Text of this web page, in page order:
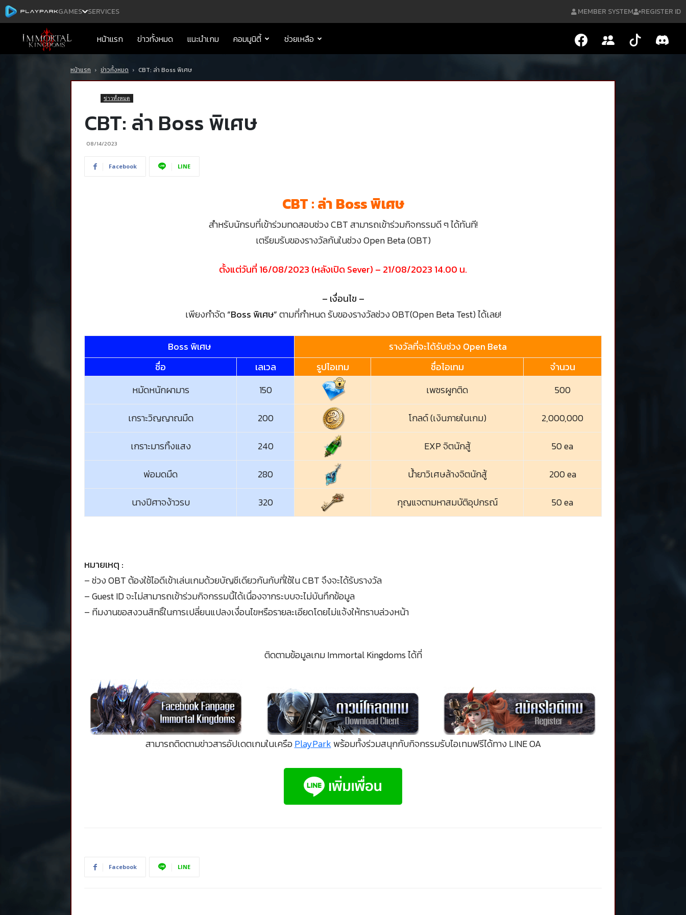
GAMES SERVICES MEMBER SYSTEM REGISTER ID
Immortal
Kingdoms
Mobile
หน้าแรก ข่าวทั้งหมด แนะนำเกม คอมมูนิตี้ ช่วยเหลือ
หน้าแรก ข่าวทั้งหมด CBT: ล่า Boss พิเศษ
ข่าวทั้งหมด
CBT: ล่า Boss พิเศษ
08/14/2023
Facebook LINE
CBT : ล่า Boss พิเศษ
สำหรับนักรบที่เข้าร่วมทดสอบช่วง CBT สามารถเข้าร่วมกิจกรรมดี ๆ ได้ทันที!
เตรียมรับของรางวัลกันในช่วง Open Beta (OBT)
ตั้งแต่วันที่ 16/08/2023 (หลังเปิด Sever) – 21/08/2023 14.00 น.
– เงื่อนไข –
เพียงกำจัด“Boss พิเศษ”ตามที่กำหนด รับของรางวัลช่วง OBT(Open Beta Test) ได้เลย!
Boss พิเศษ
รางวัลที่จะได้รับช่วง Open Beta
ชื่อ
เลเวล รูปไอเทม ชื่อไอเทม
จำนวน
หมัดหนักผามาร
150 เพชรผูกติด 500
เกราะวิญญาณมืด 200 โกลด์ (เงินภายในเกม) 2,000,000
เกราะมารทิ้งแสง 240 EXP จิตนักสู้ 50 ea
พ่อมดมืด 280 น้ำยาวิเศษล้างจิตนักสู้ 200 ea
นางปีศาจง้าวรบ 320 กุญแจตามหาสมบัติอุปกรณ์ 50 ea
หมายเหตุ :
– ช่วง OBT ต้องใช้ไอดีเข้าเล่นเกมด้วยบัญชีเดียวกันกับที่ใช้ใน CBT จึงจะได้รับรางวัล
– Guest ID จะไม่สามารถเข้าร่วมกิจกรรมนี้ได้เนื่องจากระบบจะไม่บันทึกข้อมูล
– ทีมงานขอสงวนสิทธิ์ในการเปลี่ยนแปลงเงื่อนไขหรือรายละเอียดโดยไม่แจ้งให้ทราบล่วงหน้า
ติดตามข้อมูลเกม Immortal Kingdoms ได้ที่
สามารถติดตามข่าวสารอัปเดตเกมในเครือPlayPark พร้อมทั้งร่วมสนุกกับกิจกรรมรับไอเทมฟรีได้ทาง LINE OA
Facebook LINE